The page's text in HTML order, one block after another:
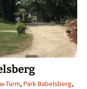
Turm, Park Babelsberg,